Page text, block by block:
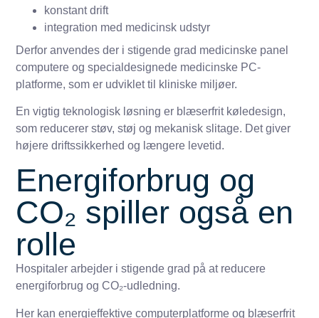
konstant drift
integration med medicinsk udstyr
Derfor anvendes der i stigende grad medicinske panel
computere og specialdesignede medicinske PC-
platforme, som er udviklet til kliniske miljøer.
En vigtig teknologisk løsning er blæserfrit køledesign,
som reducerer støv, støj og mekanisk slitage. Det giver
højere driftssikkerhed og længere levetid.
Energiforbrug og
CO₂ spiller også en
rolle
Hospitaler arbejder i stigende grad på at reducere
energiforbrug og CO₂-udledning.
Her kan energieffektive computerplatforme og blæserfrit